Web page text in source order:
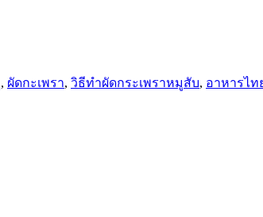
, ผัดกะเพรา, วิธีทำผัดกระเพราหมูสับ, อาหารไท